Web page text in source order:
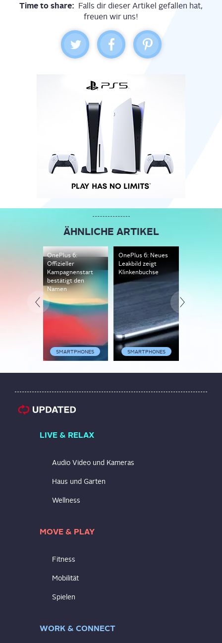
Time to share: Falls dir dieser Artikel gefallen hat,
freuen wir uns!
ÄHNLICHE ARTIKEL
SMARTPHONES
OnePlus 6:
Offizieller
Kampagnenstart
bestätigt den
Namen
SMARTPHONES
OnePlus 6: Neues
Leakbild zeigt
Klinkenbuchse
LIVE & RELAX
Audio Video und Kameras
Haus und Garten
Wellness
MOVE & PLAY
Fitness
Mobilität
Spielen
WORK & CONNECT